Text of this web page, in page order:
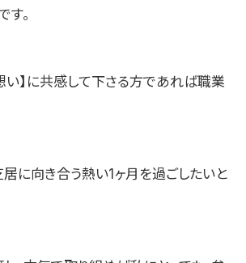
す。
い】に共感して下さる方であれば職業
に向き合う熱い1ヶ月を過ごしたいと